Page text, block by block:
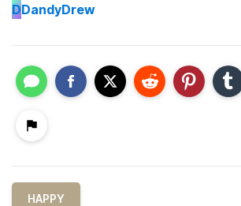
DDandyDrew
HAPPY